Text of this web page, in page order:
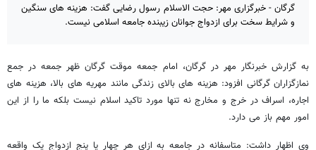
گرگان - خبرگزاری مهر: حجت الاسلام رسول رضایی گفت: هزینه های سنگین
و شرایط سخت برای ازدواج جوانان زیبنده جامعه اسلامی نیست.
به گزارش خبرنگار مهر در گرگان، امام جمعه موقت گرگان ظهر جمعه در جمع
نمازگزاران گرگانی افزود: هزینه های بالای زندگی مانند مهریه های بالا، هزینه های
اجاره، اسراف در خرج و مخارج نه تنها مورد تاکید اسلام نیست بلکه ما را از این
امور مهم باز می دارد.
وی اظهار داشت: متاسفانه در جامعه به ازای هر چهار یا پنج ازدواج یک واقعه